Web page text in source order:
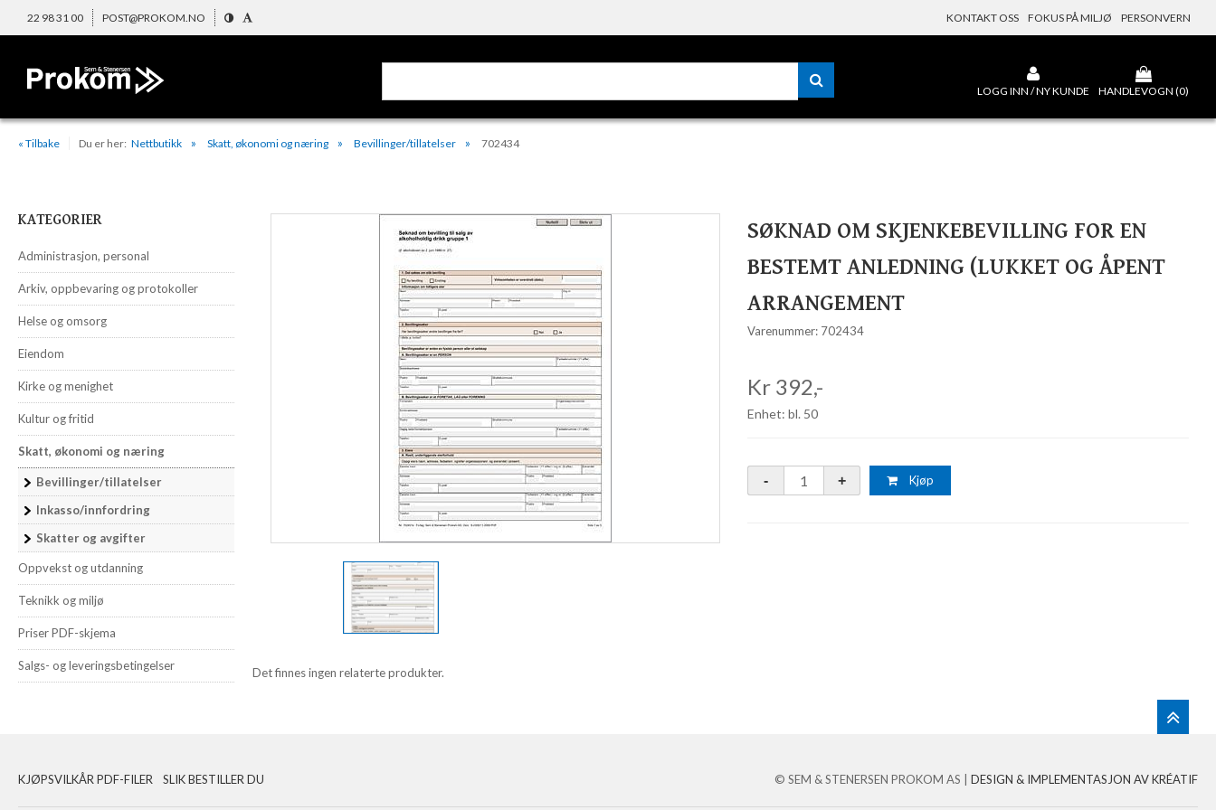
22 98 31 00 POST@PROKOM.NO KONTAKT OSS FOKUS PÅ MILJØ PERSONVERN
LOGG INN / NY KUNDE HANDLEVOGN (0)
« Tilbake Du er her: Nettbutikk Skatt, økonomi og næring Bevillinger/tillatelser 702434
KATEGORIER
Administrasjon, personal
Arkiv, oppbevaring og protokoller
Helse og omsorg
Eiendom
Kirke og menighet
Kultur og fritid
Skatt, økonomi og næring
Bevillinger/tillatelser
Inkasso/innfordring
Skatter og avgifter
Oppvekst og utdanning
Teknikk og miljø
Priser PDF-skjema
Salgs- og leveringsbetingelser
SØKNAD OM SKJENKEBEVILLING FOR EN
BESTEMT ANLEDNING (LUKKET OG ÅPENT
ARRANGEMENT
Varenummer: 702434
Kr 392,-
Enhet: bl. 50
Kjøp
Det finnes ingen relaterte produkter.
KJØPSVILKÅR PDF-FILER SLIK BESTILLER DU © SEM & STENERSEN PROKOM AS | DESIGN & IMPLEMENTASJON AV KRÉATIF